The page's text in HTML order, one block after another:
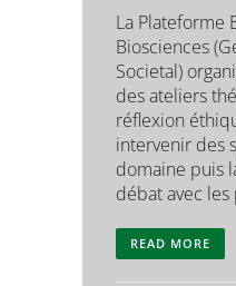
La Plateforme
Biosciences
Societal)
des ateliers
réflexion
intervenir des
domaine puis
débat avec
READ MORE